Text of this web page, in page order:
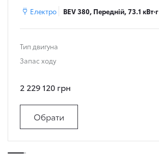
Електро BEV 380, Передній, 73.1 кВт⋅г
Тип двигуна
Запас ходу
2 229 120 грн
Обрати